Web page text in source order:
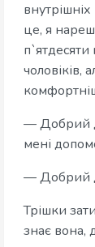
це, я
п`ятдесяти
чоловіків,
— Добрий
мені
— Добрий
Трішки
знає вона,